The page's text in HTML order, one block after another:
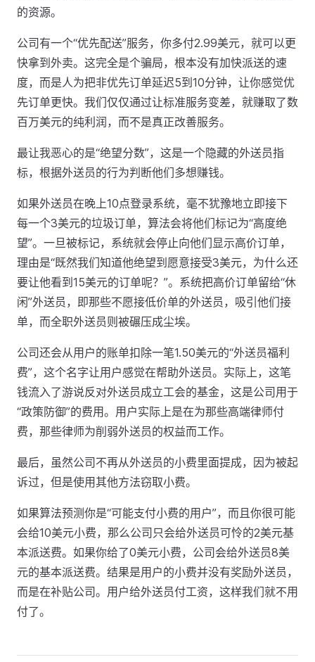
的资源。
公司有一个“优先配送”服务，你多付2.99美元，就可以更
快拿到外卖。这完全是个骗局，根本没有加快派送的速
度，而是人为把非优先订单延迟5到10分钟，让你感觉优
先订单更快。我们仅仅通过让标准服务变差，就赚取了数
百万美元的纯利润，而不是真正改善服务。
最让我恶心的是“绝望分数”，这是一个隐藏的外送员指
标，根据外送员的行为判断他们多想赚钱。
如果外送员在晚上10点登录系统，毫不犹豫地立即接下
每一个3美元的垃圾订单，算法会将他们标记为“高度绝
望”。一旦被标记，系统就会停止向他们显示高价订单，
理由是“既然我们知道他绝望到愿意接受3美元，为什么还
要让他看到15美元的订单呢？”。系统把高价订单留给“休
闲”外送员，即那些不愿接低价单的外送员，吸引他们接
单，而全职外送员则被碾压成尘埃。
公司还会从用户的账单扣除一笔1.50美元的“外送员福利
费”，这个名字让用户感觉在帮助外送员。实际上，这笔
钱流入了游说反对外送员成立工会的基金，这是公司用于
“政策防御”的费用。用户实际上是在为那些高端律师付
费，那些律师为削弱外送员的权益而工作。
最后，虽然公司不再从外送员的小费里面提成，因为被起
诉过，但是使用其他方法窃取小费。
如果算法预测你是“可能支付小费的用户”，而且你很可能
会给10美元小费，那么公司只会给外送员可怜的2美元基
本派送费。如果你给了0美元小费，公司会给外送员8美
元的基本派送费。结果是用户的小费并没有奖励外送员，
而是在补贴公司。用户给外送员付工资，这样我们就不用
付了。